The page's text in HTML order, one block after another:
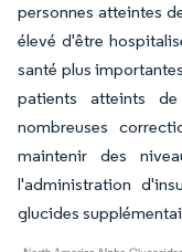
personnes atteintes
élevé d'être
santé plus
patients atteints
nombreuses
maintenir des
l'administration
glucides